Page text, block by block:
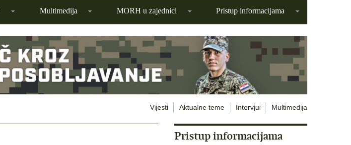
Multimedija MORH u zajednici Pristup informacijama
Vijesti Aktualne teme Intervjui Multimedija
Pristup informacijama